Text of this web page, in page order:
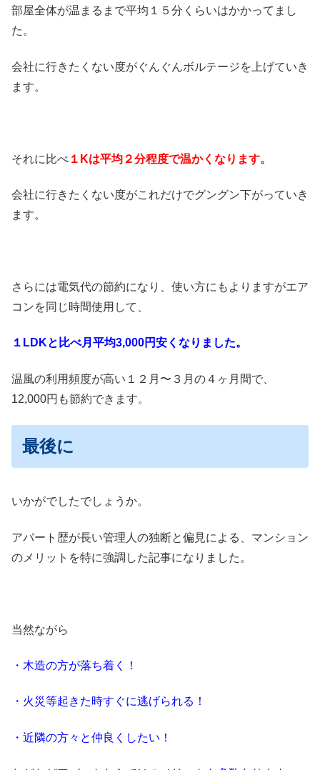
部屋全体が温まるまで平均１５分くらいはかかってまし
た。
会社に行きたくない度がぐんぐんボルテージを上げていき
ます。
それに比べ １Kは平均２分程度で温かくなります。
会社に行きたくない度がこれだけでグングン下がっていき
ます。
さらには電気代の節約になり、使い方にもよりますがエア
コンを同じ時間使用して、
１LDKと比べ月平均3,000円安くなりました。
温風の利用頻度が高い１２月〜３月の４ヶ月間で、
12,000円も節約できます。
最後に
いかがでしたでしょうか。
アパート歴が長い管理人の独断と偏見による、マンション
のメリットを特に強調した記事になりました。
当然ながら
・木造の方が落ち着く！
・火災等起きた時すぐに逃げられる！
・近隣の方々と仲良くしたい！